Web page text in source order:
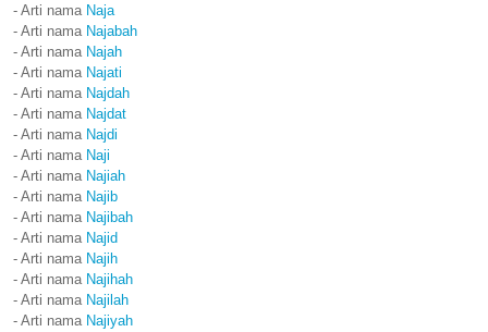
- Arti nama Naja
- Arti nama Najabah
- Arti nama Najah
- Arti nama Najati
- Arti nama Najdah
- Arti nama Najdat
- Arti nama Najdi
- Arti nama Naji
- Arti nama Najiah
- Arti nama Najib
- Arti nama Najibah
- Arti nama Najid
- Arti nama Najih
- Arti nama Najihah
- Arti nama Najilah
- Arti nama Najiyah